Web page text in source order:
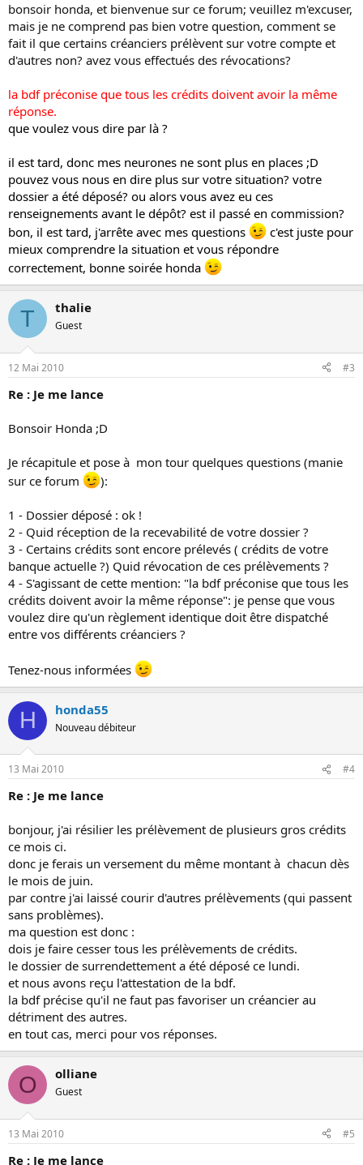
bonsoir honda, et bienvenue sur ce forum; veuillez m'excuser,
mais je ne comprend pas bien votre question, comment se
fait il que certains créanciers prélèvent sur votre compte et
d'autres non? avez vous effectués des révocations?
la bdf préconise que tous les crédits doivent avoir la même
réponse.
que voulez vous dire par là ?
il est tard, donc mes neurones ne sont plus en places ;D
pouvez vous nous en dire plus sur votre situation? votre
dossier a été déposé? ou alors vous avez eu ces
renseignements avant le dépôt? est il passé en commission?
bon, il est tard, j'arrête avec mes questions
c'est juste pour
mieux comprendre la situation et vous répondre
correctement, bonne soirée honda
T thalie
Guest
12 Mai 2010 #3
Re : Je me lance
Bonsoir Honda ;D
Je récapitule et pose à mon tour quelques questions (manie
sur ce forum
):
1 - Dossier déposé : ok !
2 - Quid réception de la recevabilité de votre dossier ?
3 - Certains crédits sont encore prélevés ( crédits de votre
banque actuelle ?) Quid révocation de ces prélèvements ?
4 - S'agissant de cette mention: "la bdf préconise que tous les
crédits doivent avoir la même réponse": je pense que vous
voulez dire qu'un règlement identique doit être dispatché
entre vos différents créanciers ?
Tenez-nous informées
H honda55
Nouveau débiteur
13 Mai 2010 #4
Re : Je me lance
bonjour, j'ai résilier les prélèvement de plusieurs gros crédits
ce mois ci.
donc je ferais un versement du même montant à chacun dès
le mois de juin.
par contre j'ai laissé courir d'autres prélèvements (qui passent
sans problèmes).
ma question est donc :
dois je faire cesser tous les prélèvements de crédits.
le dossier de surrendettement a été déposé ce lundi.
et nous avons reçu l'attestation de la bdf.
la bdf précise qu'il ne faut pas favoriser un créancier au
détriment des autres.
en tout cas, merci pour vos réponses.
O olliane
Guest
13 Mai 2010 #5
Re : Je me lance